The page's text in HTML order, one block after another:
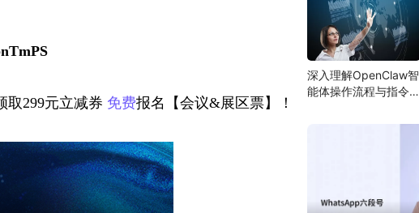
取299元立减券 免费报名【会议&展区票】！
深入理解OpenClaw智
能体操作流程与指令设